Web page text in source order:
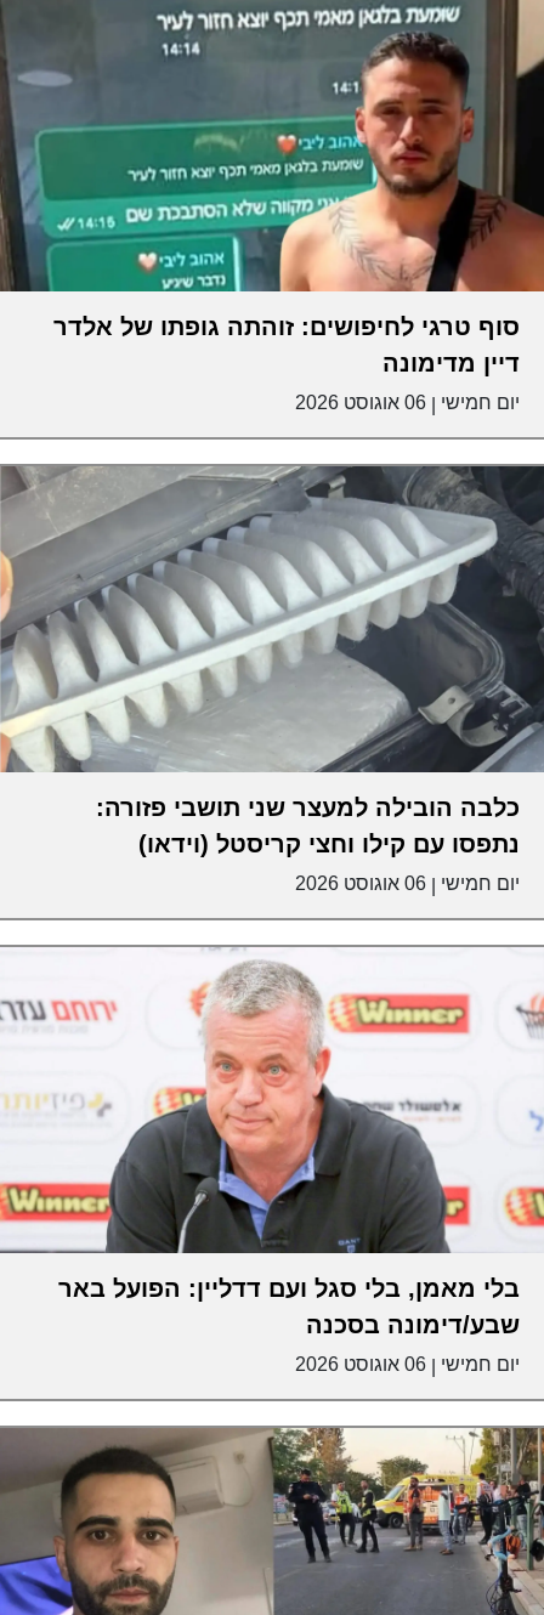
סוף טרגי לחיפושים: זוהתה גופתו של אלדר
דיין מדימונה
יום חמישי 06 אוגוסט 2026
כלבה הובילה למעצר שני תושבי פזורה:
נתפסו עם קילו וחצי קריסטל (וידאו)
יום חמישי 06 אוגוסט 2026
בלי מאמן, בלי סגל ועם דדליין: הפועל באר
שבע/דימונה בסכנה
יום חמישי 06 אוגוסט 2026